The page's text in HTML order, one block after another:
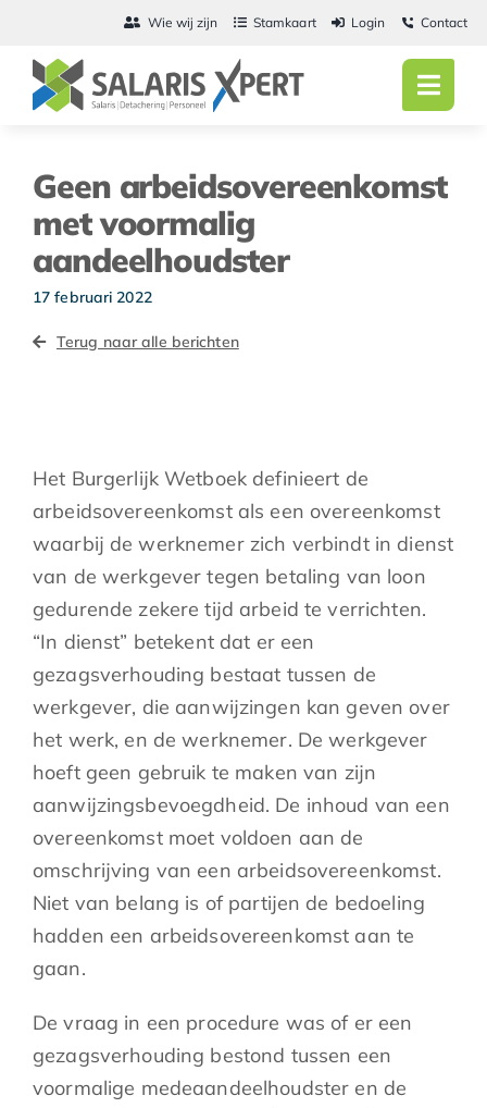
inhoud
Wie wij zijn Stamkaart Login Contact
Geen arbeidsovereenkomst
met voormalig
aandeelhoudster
17 februari 2022
Terug naar alle berichten
Het Burgerlijk Wetboek definieert de
arbeidsovereenkomst als een overeenkomst
waarbij de werknemer zich verbindt in dienst
van de werkgever tegen betaling van loon
gedurende zekere tijd arbeid te verrichten.
“In dienst” betekent dat er een
gezagsverhouding bestaat tussen de
werkgever, die aanwijzingen kan geven over
het werk, en de werknemer. De werkgever
hoeft geen gebruik te maken van zijn
aanwijzingsbevoegdheid. De inhoud van een
overeenkomst moet voldoen aan de
omschrijving van een arbeidsovereenkomst.
Niet van belang is of partijen de bedoeling
hadden een arbeidsovereenkomst aan te
gaan.
De vraag in een procedure was of er een
gezagsverhouding bestond tussen een
voormalige medeaandeelhoudster en de